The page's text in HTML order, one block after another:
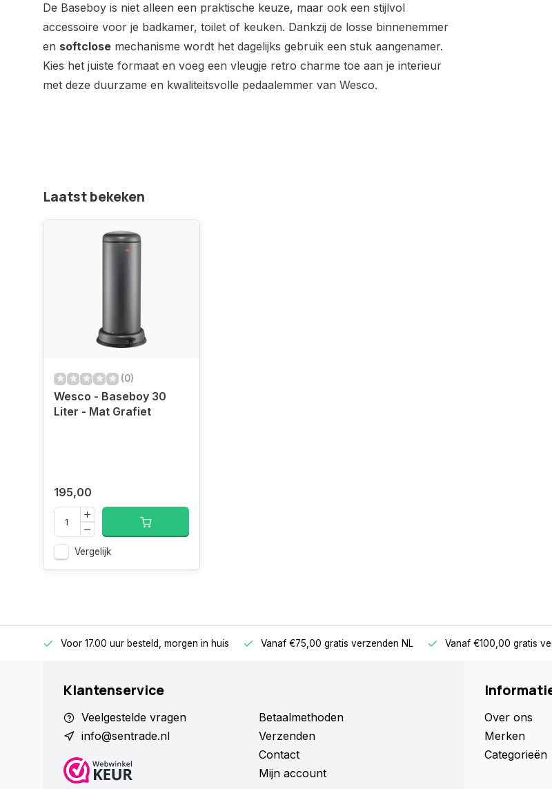
De Baseboy is niet alleen een praktische keuze, maar ook een stijlvol
accessoire voor je badkamer, toilet of keuken. Dankzij de losse binnenemmer
en softclose mechanisme wordt het dagelijks gebruik een stuk aangenamer.
Kies het juiste formaat en voeg een vleugje retro charme toe aan je interieur
met deze duurzame en kwaliteitsvolle pedaalemmer van Wesco.
Laatst bekeken
(0)
Wesco - Baseboy 30
Liter - Mat Grafiet
195,00
Vergelijk
Voor 17.00 uur besteld, morgen in huis Vanaf €75,00 gratis verzenden NL Vanaf €100,00 gratis
Klantenservice
Veelgestelde vragen
info@sentrade.nl
Betaalmethoden
Verzenden
Contact
Mijn account
Over ons
Merken
Categorieën